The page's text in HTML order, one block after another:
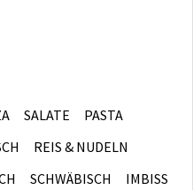
SALATE
PASTA
REIS & NUDELN
SCHWÄBISCH
IMBISS